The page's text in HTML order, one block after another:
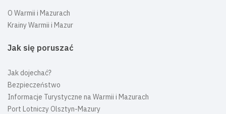
O Warmii i Mazurach
Krainy Warmii i Mazur
Jak się poruszać
Jak dojechać?
Bezpieczeństwo
Informacje Turystyczne na Warmii i Mazurach
Port Lotniczy Olsztyn-Mazury